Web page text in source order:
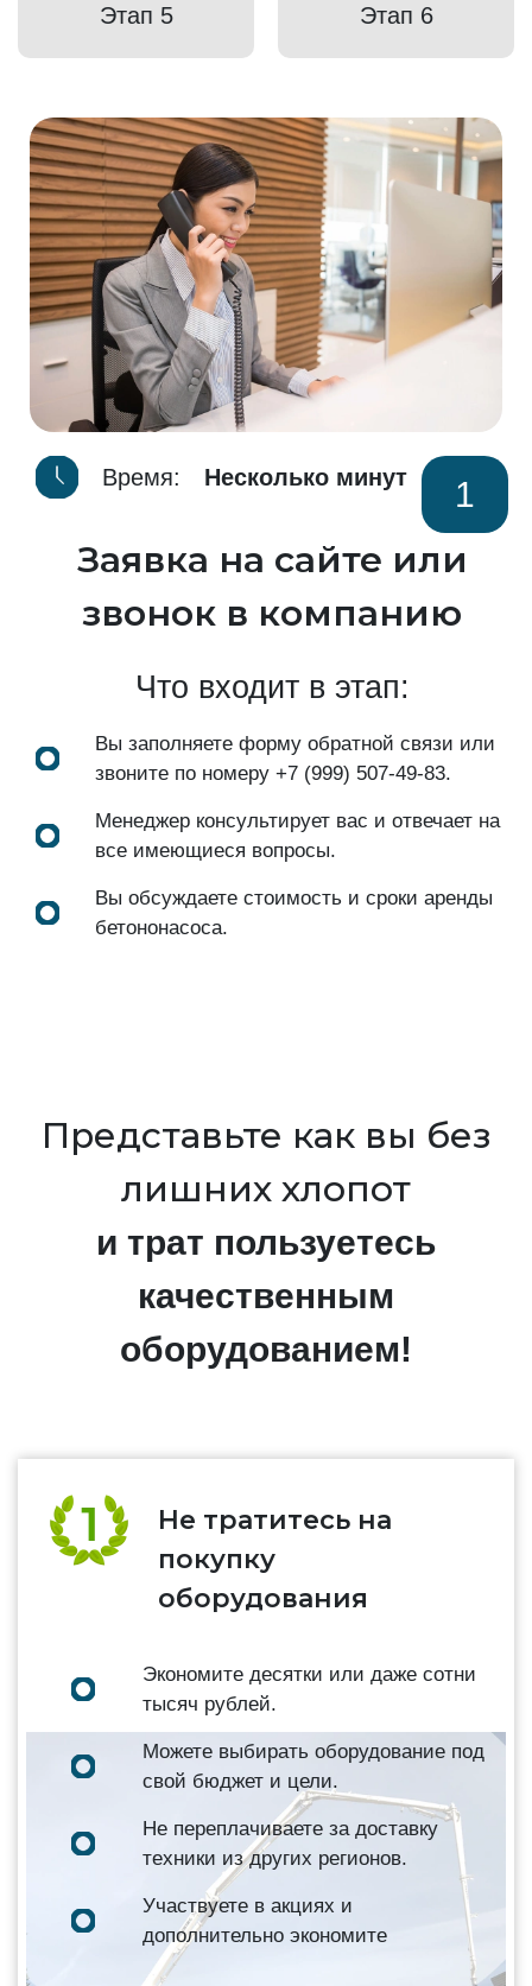
Этап 5 Этап 6
Время: Несколько минут 1
Заявка на сайте или
звонок в компанию
Что входит в этап:
Вы заполняете форму обратной связи или
звоните по номеру +7 (999) 507-49-83.
Менеджер консультирует вас и отвечает на
все имеющиеся вопросы.
Вы обсуждаете стоимость и сроки аренды
бетононасоса.
Представьте как вы без
лишних хлопот
и трат пользуетесь
качественным
оборудованием!
Не тратитесь на
покупку
оборудования
Экономите десятки или даже сотни
тысяч рублей.
Можете выбирать оборудование под
свой бюджет и цели.
Не переплачиваете за доставку
техники из других регионов.
Участвуете в акциях и
дополнительно экономите